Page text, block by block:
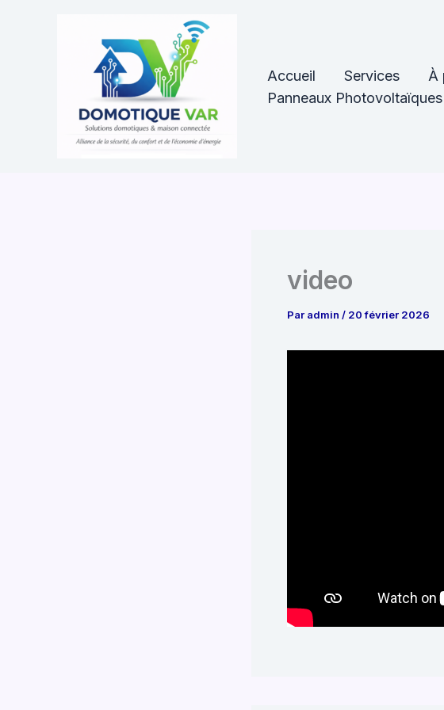
Accueil
Services À
Panneaux Photovoltaïques
video
Par admin / 20 février 2026